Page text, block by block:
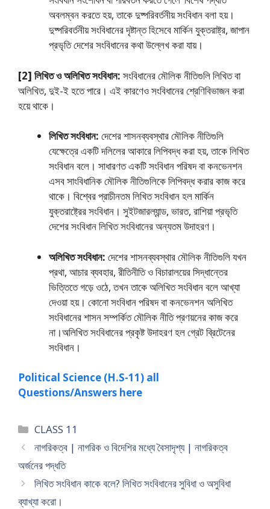
অবলম্বন করতে হয়, তাকে দুষ্পরিবর্তনীয় সংবিধান বলা হয়।
দুষ্পরিবর্তনীয় সংবিধানের দৃষ্টান্ত হিসেবে মার্কিন যুক্তরাষ্ট্র, জাপান
প্রভৃতি দেশের সংবিধানের কথা উল্লেখ করা যায়।
[2] লিখিত ও অলিখিত সংবিধান: সংবিধানের মৌলিক নীতিগুলি লিখিত বা
অলিখিত, দুই-ই হতে পারে। এই কারণেও সংবিধানের শ্রেণিবিভাজন করা
হয়ে থাকে।
লিখিত সংবিধান: দেশের শাসনব্যবস্থার মৌলিক নীতিগুলি
যেক্ষেত্রে একটি দলিলের আকারে লিপিবদ্ধ করা হয়, তাকে লিখিত
সংবিধান বলে। সাধারণত একটি সংবিধান পরিষদ বা কনভেনশন
এসব সাংবিধানিক মৌলিক নীতিগুলিকে লিপিবদ্ধ করার কাজ করে
থাকে। বিশ্বের প্রাচীনতম লিখিত সংবিধান হল মার্কিন
যুক্তরাষ্ট্রের সংবিধান। সুইটজারল্যান্ড, ভারত, রাশিয়া প্রভৃতি
দেশের সংবিধান লিখিত সংবিধানের অন্যতম উদাহরণ।
অলিখিত সংবিধান: দেশের শাসনব্যবস্থার মৌলিক নীতিগুলি যখন
প্রথা, আচার ব্যবহার, রীতিনীতি ও বিচারালয়ের সিদ্ধান্তের
ভিত্তিতে গড়ে ওঠে, তখন তাকে অলিখিত সংবিধান বলে আখ্যা
দেওয়া হয়। কোনাে সংবিধান পরিষদ বা কনভেনশন অলিখিত
সংবিধানের শাসন সম্পর্কিত মৌলিক নীতি প্রণয়নের কাজ করে
না।অলিখিত সংবিধানের প্রকৃষ্ট উদাহরণ হল গ্রেট ব্রিটেনের
সংবিধান।
Political Science (H.S-11) all
Questions/Answers here
Categories
CLASS 11
নাগরিকত্ব | নাগরিক ও বিদেশির মধ্যে বৈসাদৃশ্য | নাগরিকত্ব
অর্জনের পদ্ধতি
লিখিত সংবিধান কাকে বলে? লিখিত সংবিধানের সুবিধা ও অসুবিধা
ব্যাখ্যা করাে।